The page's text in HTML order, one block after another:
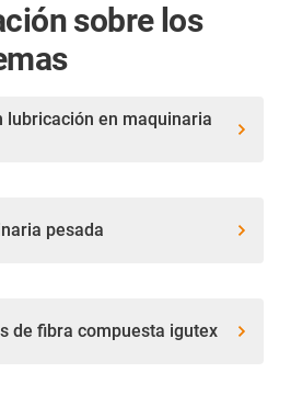
sobre los
lubricación en maquinaria
pesada
de fibra compuesta igutex